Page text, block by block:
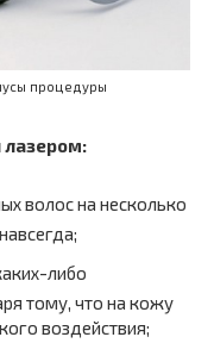
процедуры
лазером:
волос на несколько
либо
тому, что на кожу
воздействия;